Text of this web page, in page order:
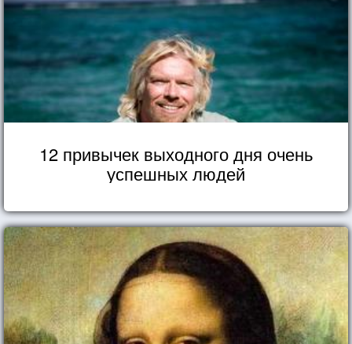
12 привычек выходного дня очень
успешных людей